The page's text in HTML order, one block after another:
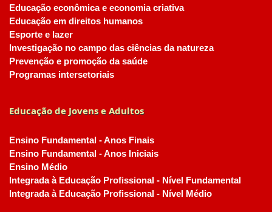
Educação econômica e economia criativa
Educação em direitos humanos
Esporte e lazer
Investigação no campo das ciências da natureza
Prevenção e promoção da saúde
Programas intersetoriais
Educação de Jovens e Adultos
Ensino Fundamental - Anos Finais
Ensino Fundamental - Anos Iniciais
Ensino Médio
Integrada à Educação Profissional - Nível Fundamental
Integrada à Educação Profissional - Nível Médio